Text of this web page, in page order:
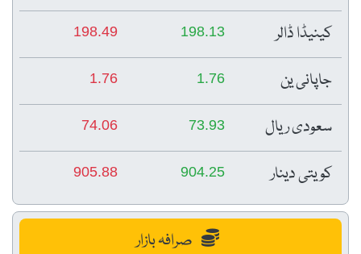
کینیڈا ڈالر 198.13
198.49
جاپانی ین 1.76
1.76
سعودی ریال 73.93
74.06
کویتی دینار 904.25
905.88
صرافہ بازار